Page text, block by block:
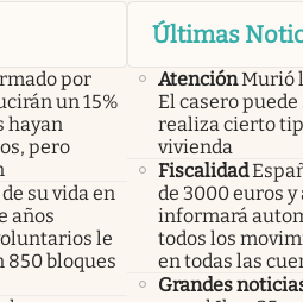
por
un 15%
hayan
pero
su vida en
años
le
850 bloques
Últimas
AtenciónMurió
El casero
realiza cierto
vivienda
Fiscalidad
de 3000 euros y
informará
todos los
en todas las
Grandes